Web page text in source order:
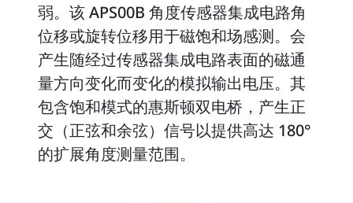
弱。该 APS00B 角度传感器集成电路角
位移或旋转位移用于磁饱和场感测。会
产生随经过传感器集成电路表面的磁通
量方向变化而变化的模拟输出电压。其
包含饱和模式的惠斯顿双电桥，产生正
交（正弦和余弦）信号以提供高达 180°
的扩展角度测量范围。